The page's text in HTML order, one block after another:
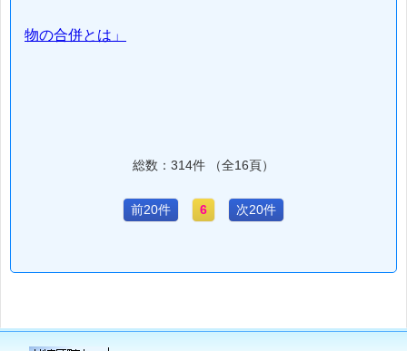
物の合併とは」
総数：314件 （全16頁）
前20件 6 次20件